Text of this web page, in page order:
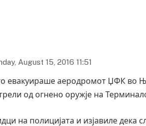
August 15, 2016 11:51
евакуираше аеродромот ЏФК во
од огнено оружје на
на полицијата и изјавиле дека